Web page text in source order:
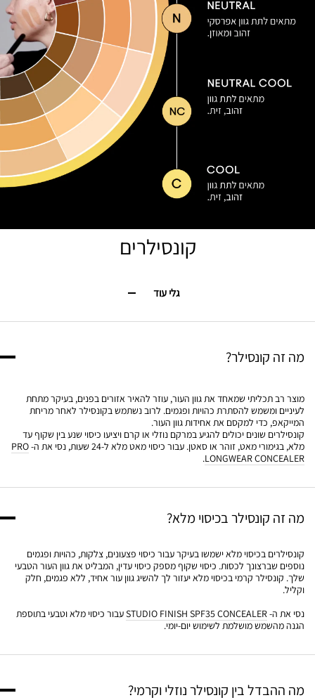
קונסילרים
גלי עוד
מה זה קונסילר?
מוצר רב תכליתי שמאחד את גוון העור, עוזר להאיר אזורים בפנים, בעיקר מתחת
לעיניים ומשמש להסתרת כהויות ופגמים. לרוב נשתמש בקונסילר לאחר מריחת
המייקאפ, כדי למקסם את אחידות גוון העור.
קונסילרים שונים יכולים להגיע במרקם נוזלי או קרם ויציעו כיסוי שנע בין שקוף עד
מלא, בגימורי מאט, זוהר או סאטן. עבור כיסוי מאט מלא ל-24 שעות, נסי את ה-
PRO
LONGWEAR CONCEALER
.
מה זה קונסילר בכיסוי מלא?
קונסילרים בכיסוי מלא ישמשו בעיקר עבור כיסוי פצעונים, צלקות, כהויות ופגמים
נוספים שברצונך לכסות. כיסוי שקוף מספק כיסוי עדין, המבליט את גוון העור הטבעי
שלך. קונסילר קרמי בכיסוי מלא יעזור לך להשיג גוון עור אחיד, ללא פגמים, חלק
וקליל.
נסי את ה-STUDIO FINISH SPF35 CONCEALERעבור כיסוי מלא וטבעי בתוספת
הגנה מהשמש מושלמת לשימוש יום-יומי.
מה ההבדל בין קונסילר נוזלי וקרמי?